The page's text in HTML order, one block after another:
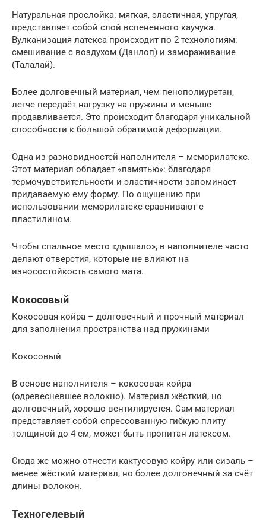
Натуральная прослойка: мягкая, эластичная, упругая,
представляет собой слой вспененного каучука.
Вулканизация латекса происходит по 2 технологиям:
смешивание с воздухом (Данлоп) и замораживание
(Талалай).
Более долговечный материал, чем пенополиуретан,
легче передаёт нагрузку на пружины и меньше
продавливается. Это происходит благодаря уникальной
способности к большой обратимой деформации.
Одна из разновидностей наполнителя – меморилатекс.
Этот материал обладает «памятью»: благодаря
термочувствительности и эластичности запоминает
придаваемую ему форму. По ощущению при
использовании меморилатекс сравнивают с
пластилином.
Чтобы спальное место «дышало», в наполнителе часто
делают отверстия, которые не влияют на
износостойкость самого мата.
Кокосовый
Кокосовая койра – долговечный и прочный материал
для заполнения пространства над пружинами
Кокосовый
В основе наполнителя – кокосовая койра
(одревесневшее волокно). Материал жёсткий, но
долговечный, хорошо вентилируется. Сам материал
представляет собой спрессованную гибкую плиту
толщиной до 4 см, может быть пропитан латексом.
Сюда же можно отнести кактусовую койру или сизаль –
менее жёсткий материал, но более долговечный за счёт
длины волокон.
Техногелевый